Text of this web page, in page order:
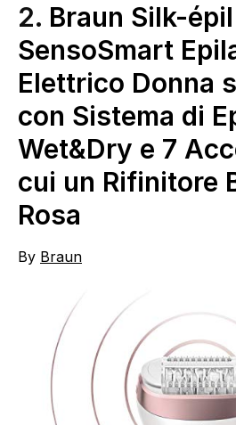
2. Braun Silk-
SensoSmart
Elettrico Donna
con Sistema di
Wet&Dry e 7
cui un Rifinitore
Rosa
By Braun